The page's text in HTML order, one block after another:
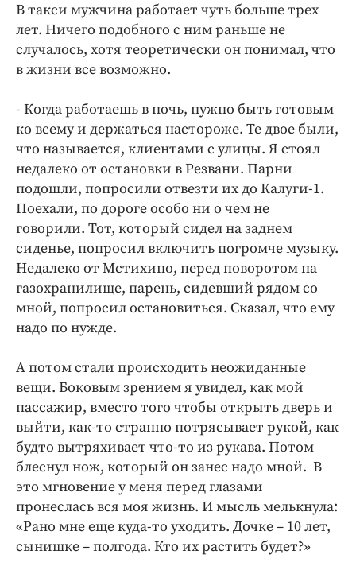
В такси мужчина работает чуть больше трех
лет. Ничего подобного с ним раньше не
случалось, хотя теоретически он понимал, что
в жизни все возможно.
- Когда работаешь в ночь, нужно быть готовым
ко всему и держаться настороже. Те двое были,
что называется, клиентами с улицы. Я стоял
недалеко от остановки в Резвани. Парни
подошли, попросили отвезти их до Калуги-1.
Поехали, по дороге особо ни о чем не
говорили. Тот, который сидел на заднем
сиденье, попросил включить погромче музыку.
Недалеко от Мстихино, перед поворотом на
газохранилище, парень, сидевший рядом со
мной, попросил остановиться. Сказал, что ему
надо по нужде.
А потом стали происходить неожиданные
вещи. Боковым зрением я увидел, как мой
пассажир, вместо того чтобы открыть дверь и
выйти, как-то странно потрясывает рукой, как
будто вытряхивает что-то из рукава. Потом
блеснул нож, который он занес надо мной. В
это мгновение у меня перед глазами
пронеслась вся моя жизнь. И мысль мелькнула:
«Рано мне еще куда-то уходить. Дочке – 10 лет,
сынишке – полгода. Кто их растить будет?»